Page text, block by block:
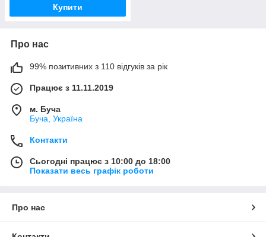
Купити
Про нас
99% позитивних з 110 відгуків за рік
Працює з 11.11.2019
м. Буча
Буча, Україна
Контакти
Сьогодні працює з 10:00 до 18:00
Показати весь графік роботи
Про нас